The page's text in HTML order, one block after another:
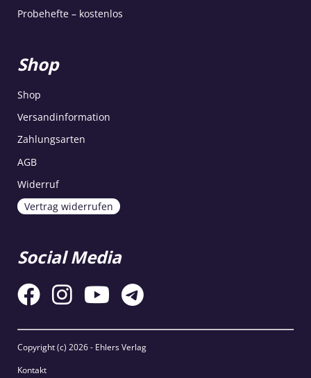
Probehefte – kostenlos
Shop
Shop
Versandinformation
Zahlungsarten
AGB
Widerruf
Vertrag widerrufen
Social Media
Copyright (c) 2026 - Ehlers Verlag
Kontakt